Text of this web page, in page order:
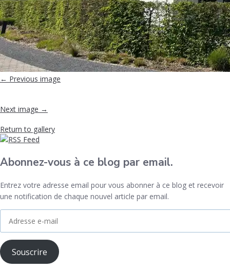
← Previous image
Next image →
Return to gallery
Abonnez-vous à ce blog par email.
Entrez votre adresse email pour vous abonner à ce blog et recevoir
une notification de chaque nouvel article par email.
Souscrire